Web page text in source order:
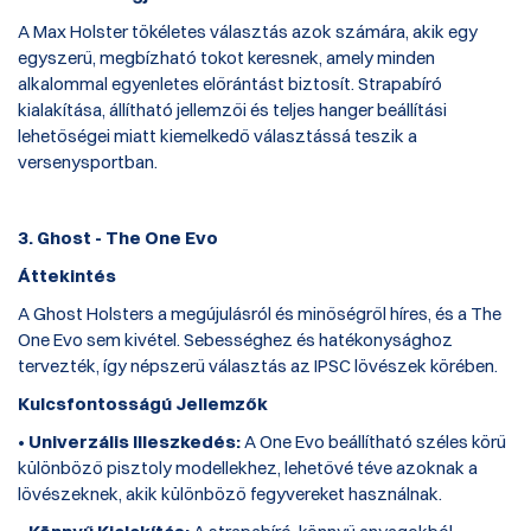
A Max Holster tökéletes választás azok számára, akik egy
egyszerű, megbízható tokot keresnek, amely minden
alkalommal egyenletes előrántást biztosít. Strapabíró
kialakítása, állítható jellemzői és teljes hanger beállítási
lehetőségei miatt kiemelkedő választássá teszik a
versenysportban.
3. Ghost - The One Evo
Áttekintés
A Ghost Holsters a megújulásról és minőségről híres, és a The
One Evo sem kivétel. Sebességhez és hatékonysághoz
tervezték, így népszerű választás az IPSC lövészek körében.
Kulcsfontosságú Jellemzők
• Univerzális Illeszkedés:A One Evo beállítható széles körű
különböző pisztoly modellekhez, lehetővé téve azoknak a
lövészeknek, akik különböző fegyvereket használnak.